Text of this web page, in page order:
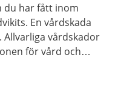
du har fått inom
En vårdskada
Allvarliga vårdskador
för vård och